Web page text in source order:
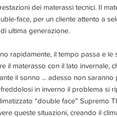
dei materassi tecnici. Il
face, per un cliente attento a
ultima generazione.
rapidamente, il tempo passa e le
il materasso con il lato invernale,
il sonno ... adesso non
in inverno il problema si
“double face” Supremo
queste situazioni, creando il